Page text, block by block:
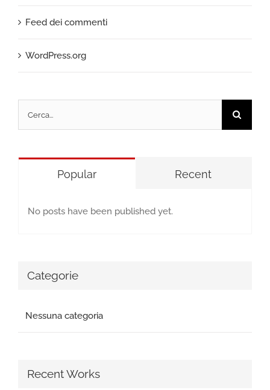
Feed dei commenti
WordPress.org
per:
Popular Recent
No posts have been published yet.
Categorie
Nessuna categoria
Recent Works